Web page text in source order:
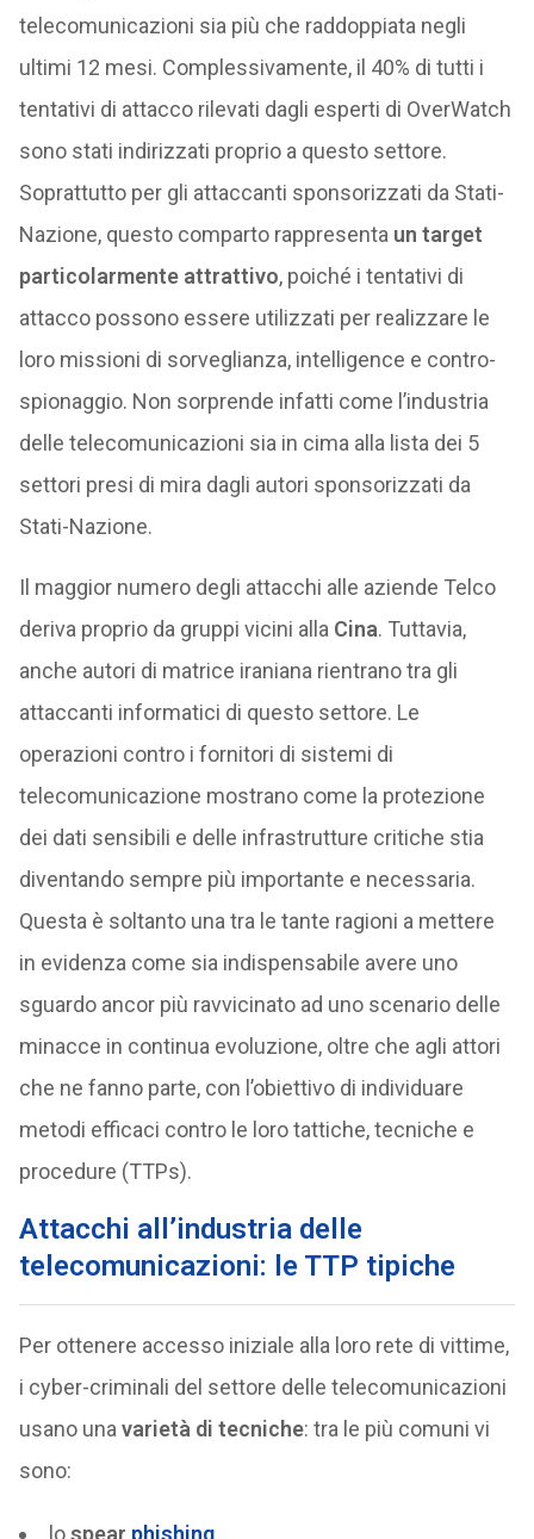
telecomunicazioni sia più che raddoppiata negli
ultimi 12 mesi. Complessivamente, il 40% di tutti i
tentativi di attacco rilevati dagli esperti di OverWatch
sono stati indirizzati proprio a questo settore.
Soprattutto per gli attaccanti sponsorizzati da Stati-
Nazione, questo comparto rappresenta un target
particolarmente attrattivo, poiché i tentativi di
attacco possono essere utilizzati per realizzare le
loro missioni di sorveglianza, intelligence e contro-
spionaggio. Non sorprende infatti come l’industria
delle telecomunicazioni sia in cima alla lista dei 5
settori presi di mira dagli autori sponsorizzati da
Stati-Nazione.
Il maggior numero degli attacchi alle aziende Telco
deriva proprio da gruppi vicini alla Cina. Tuttavia,
anche autori di matrice iraniana rientrano tra gli
attaccanti informatici di questo settore. Le
operazioni contro i fornitori di sistemi di
telecomunicazione mostrano come la protezione
dei dati sensibili e delle infrastrutture critiche stia
diventando sempre più importante e necessaria.
Questa è soltanto una tra le tante ragioni a mettere
in evidenza come sia indispensabile avere uno
sguardo ancor più ravvicinato ad uno scenario delle
minacce in continua evoluzione, oltre che agli attori
che ne fanno parte, con l’obiettivo di individuare
metodi efficaci contro le loro tattiche, tecniche e
procedure (TTPs).
Attacchi all’industria delle
telecomunicazioni: le TTP tipiche
Per ottenere accesso iniziale alla loro rete di vittime,
i cyber-criminali del settore delle telecomunicazioni
usano una varietà di tecniche: tra le più comuni vi
sono:
lospear phishing,